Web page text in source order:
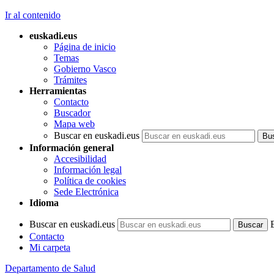
Ir al contenido
euskadi.eus
Página de inicio
Temas
Gobierno Vasco
Trámites
Herramientas
Contacto
Buscador
Mapa web
Buscar en euskadi.eus
Información general
Accesibilidad
Información legal
Política de cookies
Sede Electrónica
Idioma
Buscar en euskadi.eus
Contacto
Mi carpeta
Departamento de Salud